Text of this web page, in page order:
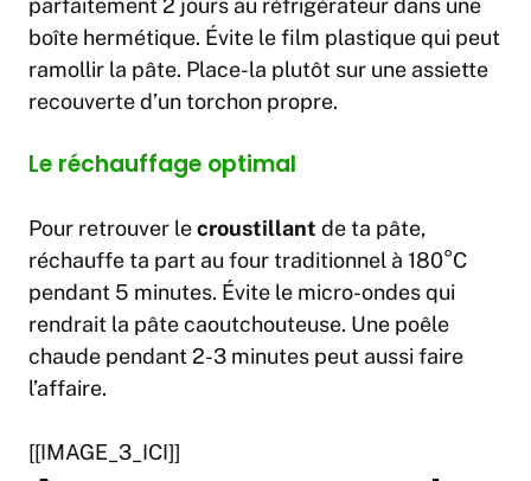
boîte hermétique. Évite le film plastique qui peut
ramollir la pâte. Place-la plutôt sur une assiette
recouverte d’un torchon propre.
Le réchauffage optimal
Pour retrouver lecroustillant de ta pâte,
réchauffe ta part au four traditionnel à 180°C
pendant 5 minutes. Évite le micro-ondes qui
rendrait la pâte caoutchouteuse. Une poêle
chaude pendant 2-3 minutes peut aussi faire
l’affaire.
[[IMAGE_3_ICI]]